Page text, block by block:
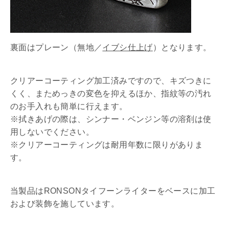
裏面はプレーン（無地／イブシ仕上げ）となります。
クリアーコーティング加工済みですので、キズつきに
くく、まためっきの変色を抑えるほか、指紋等の汚れ
のお手入れも簡単に行えます。
※拭きあげの際は、シンナー・ベンジン等の溶剤は使
用しないでください。
※クリアーコーティングは耐用年数に限りがありま
す。
当製品はRONSONタイフーンライターをベースに加工
および装飾を施しています。